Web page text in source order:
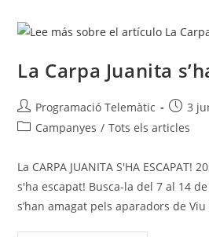
La Carpa Juanita
Programació Telemàtic
3
Campanyes / Tots els articles
La CARPA JUANITA S'HA ESCAPAT!
s'ha escapat! Busca-la del 7 al 14
s’han amagat pels aparadors de